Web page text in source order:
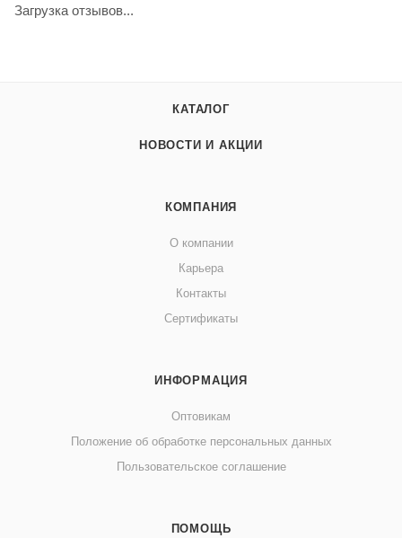
Загрузка отзывов...
КАТАЛОГ
НОВОСТИ И АКЦИИ
КОМПАНИЯ
О компании
Карьера
Контакты
Сертификаты
ИНФОРМАЦИЯ
Оптовикам
Положение об обработке персональных данных
Пользовательское соглашение
ПОМОЩЬ